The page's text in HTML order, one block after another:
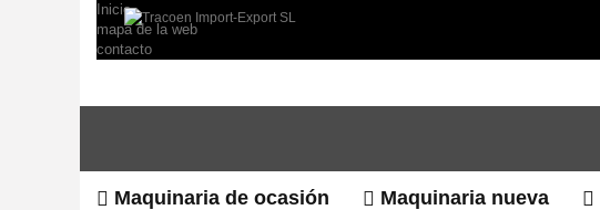
Inicio
mapa de la web
contacto
Maquinaria de ocasión Maquinaria nueva